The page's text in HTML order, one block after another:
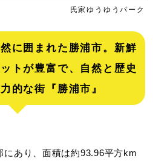
氏家ゆうゆうパーク
に囲まれた勝浦市。新鮮
トが豊富で、自然と歴史
的な街『勝浦市』
にあり、面積は約93.96平方km